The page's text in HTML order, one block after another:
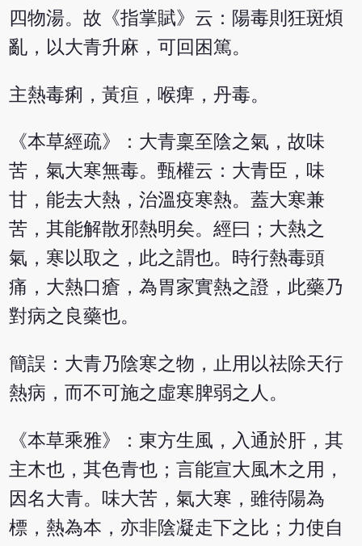
四物湯。故《指掌賦》云：陽毒則狂斑煩
亂，以大青升麻，可回困篤。
主熱毒痢，黃疸，喉痺，丹毒。
《本草經疏》：大青稟至陰之氣，故味
苦，氣大寒無毒。甄權云：大青臣，味
甘，能去大熱，治溫疫寒熱。蓋大寒兼
苦，其能解散邪熱明矣。經曰；大熱之
氣，寒以取之，此之謂也。時行熱毒頭
痛，大熱口瘡，為胃家實熱之證，此藥乃
對病之良藥也。
簡誤：大青乃陰寒之物，止用以祛除天行
熱病，而不可施之虛寒脾弱之人。
《本草乘雅》：東方生風，入通於肝，其
主木也，其色青也；言能宣大風木之用，
因名大青。味大苦，氣大寒，雖待陽為
標，熱為本，亦非陰凝走下之比；力使自